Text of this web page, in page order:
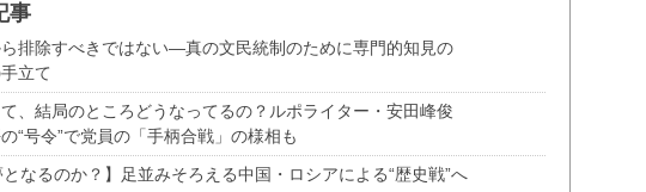
事
排除すべきではない―真の文民統制のために専門的知見の
立て
、結局のところどうなってるの？ルポライター・安田峰俊
“号令”で党員の「手柄合戦」の様相も
なるのか？】足並みそろえる中国・ロシアによる“歴史戦”へ